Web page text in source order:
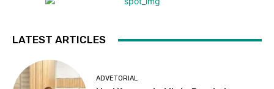
LATEST ARTICLES
ADVETORIAL